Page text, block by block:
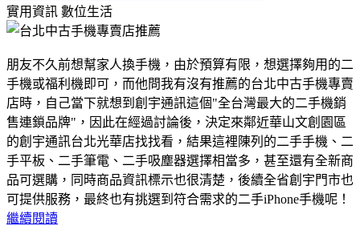
實用資訊 數位生活
朋友不久前想幫家人換手機，由於預算有限，想選擇夠用的二
手機或福利機即可，而他問我有沒有推薦的台北中古手機專賣
店時，自己當下就想到創宇通訊這個"全台灣最大的二手機銷
售連鎖品牌"，因此在經過討論後，決定來鄰近華山文創園區
的創宇通訊台北光華店找找看，結果這裡陳列的二手手機、二
手平板、二手筆電、二手吸塵器選擇相當多，甚至還有全新商
品可選購，同時商品資訊標示也很清楚，後續全省創宇門市也
可提供服務，最終也有挑選到符合需求的二手iPhone手機呢！
繼續閱讀